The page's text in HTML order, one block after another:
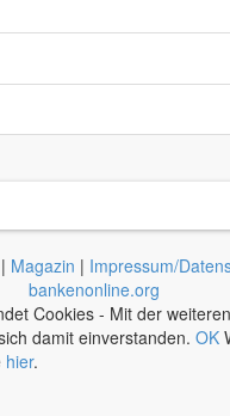
| Magazin | Impressum/
bankenonline.org
Cookies - Mit der
damit einverstanden. OK
hier.